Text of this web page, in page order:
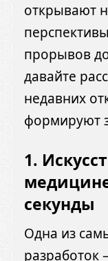
открывают
прорывов
давайте
недавних
формируют
1.
секунды
Одна из
разработок